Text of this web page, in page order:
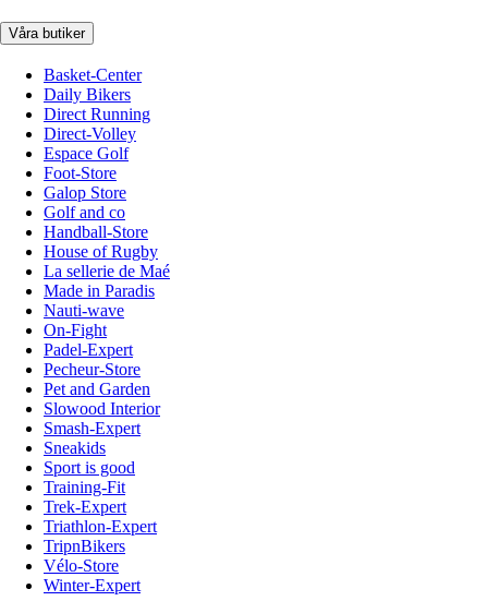
Våra butiker
Basket-Center
Daily Bikers
Direct Running
Direct-Volley
Espace Golf
Foot-Store
Galop Store
Golf and co
Handball-Store
House of Rugby
La sellerie de Maé
Made in Paradis
Nauti-wave
On-Fight
Padel-Expert
Pecheur-Store
Pet and Garden
Slowood Interior
Smash-Expert
Sneakids
Sport is good
Training-Fit
Trek-Expert
Triathlon-Expert
TripnBikers
Vélo-Store
Winter-Expert